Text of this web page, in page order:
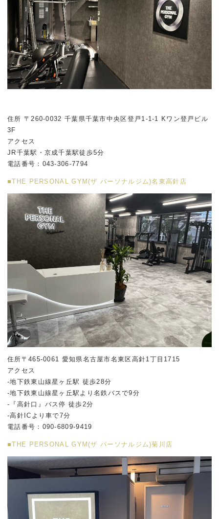
住所 〒260-0032 千葉県千葉市中央区登戸1-1-1 Kワン登戸ビル
3F
アクセス
JR千葉駅・京成千葉駅徒歩5分
電話番号：043-306-7794
■THE PERSONAL GYM(ザ パーソナルジム)名東高針店
住所〒465-0061 愛知県名古屋市名東区高針1丁目1715
アクセス
-地下鉄東山線星ヶ丘駅 徒歩28分
-地下鉄東山線星ヶ丘駅より名鉄バスで9分
-『高針口』バス停 徒歩2分
-高針ICより車で7分
電話番号：090-6809-9419
■THE PERSONAL GYM(ザ パーソナルジム)菊川店